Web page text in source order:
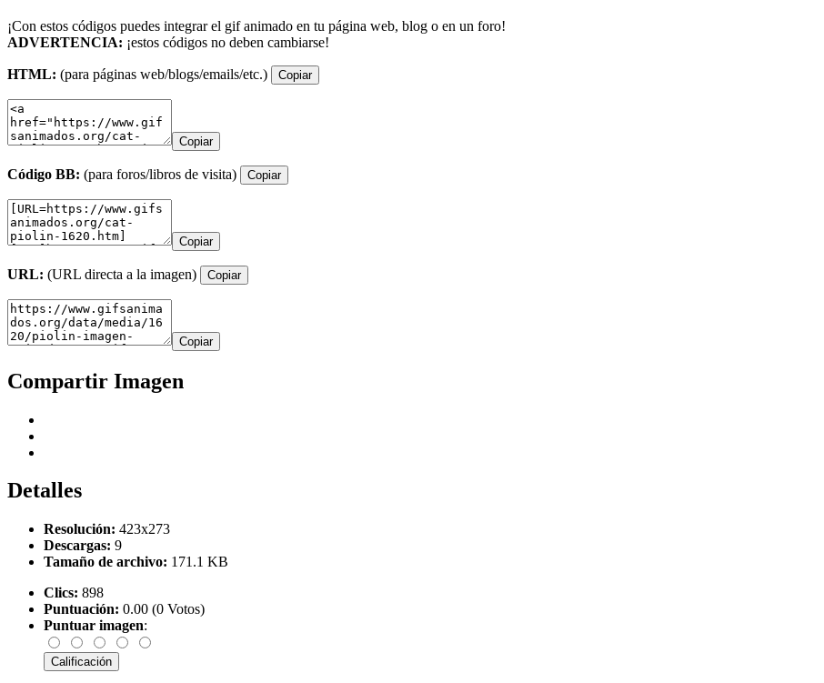
¡Con estos códigos puedes integrar el gif animado en tu página web, blog o en un foro!
ADVERTENCIA: ¡estos códigos no deben cambiarse!
HTML: (para páginas web/blogs/emails/etc.) Copiar
Copiar
Código BB: (para foros/libros de visita) Copiar
Copiar
URL: (URL directa a la imagen) Copiar
Copiar
Compartir Imagen
Detalles
Resolución: 423x273
Descargas: 9
Tamaño de archivo: 171.1 KB
Clics: 898
Puntuación: 0.00 (0 Votos)
Puntuar imagen: